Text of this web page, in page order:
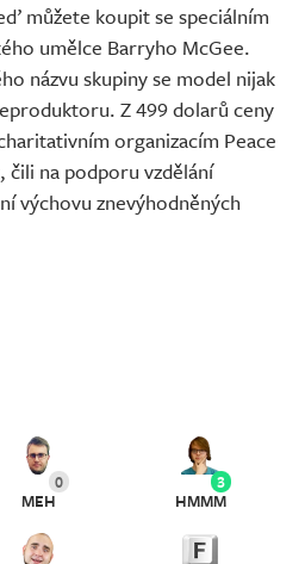
můžete koupit se speciálním
umělce Barryho McGee.
názvu skupiny se model nijak
Z 499 dolarů ceny
organizacím Peace
čili na podporu vzdělání
výchovu znevýhodněných
0
MEH
3
HMMM